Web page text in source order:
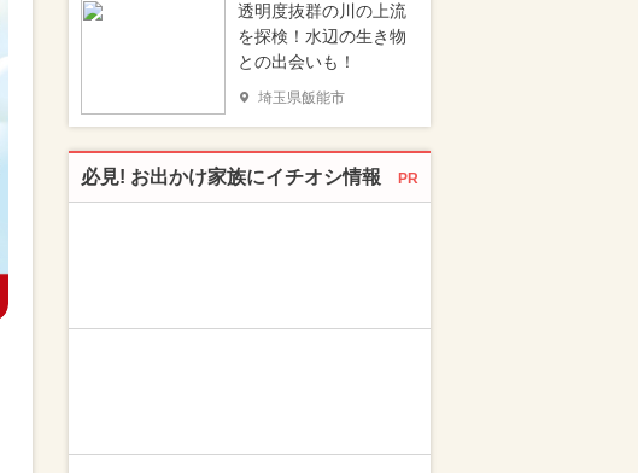
透明度抜群の川の上流
を探検！水辺の生き物
との出会いも！
埼玉県飯能市
必見! お出かけ家族にイチオシ情報 PR